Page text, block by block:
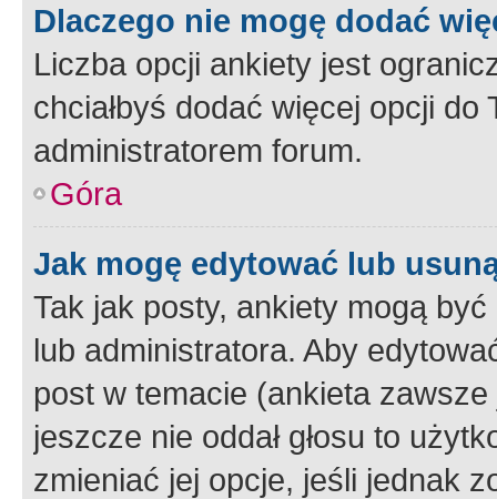
Dlaczego nie mogę dodać
Liczba opcji ankiety jest
chciałbyś dodać więcej opcji
administratorem forum.
Góra
Jak mogę edytować lub
Tak jak posty, ankiety mogą
lub administratora. Aby
post w temacie (ankieta
jeszcze nie oddał głosu to
zmieniać jej opcje, jeśli jednak